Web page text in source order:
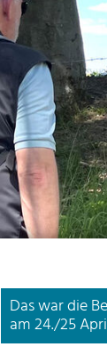
Das war die
am 24./25